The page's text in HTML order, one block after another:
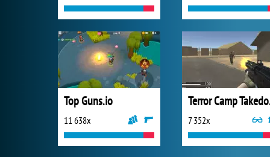
Top Guns.io
11 638x 7 352x